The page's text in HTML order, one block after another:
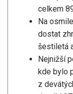
celkem
Na
dostat
šestiletá
Nejnižší
kde bylo
z